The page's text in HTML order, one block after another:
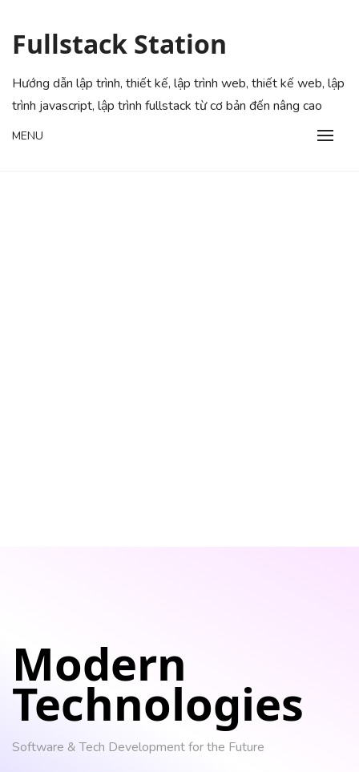
content
Fullstack Station
Hướng dẫn lập trình, thiết kế, lập trình web, thiết kế web, lập
trình javascript, lập trình fullstack từ cơ bản đến nâng cao
MENU
Modern
Technologies
Software & Tech Development for the Future